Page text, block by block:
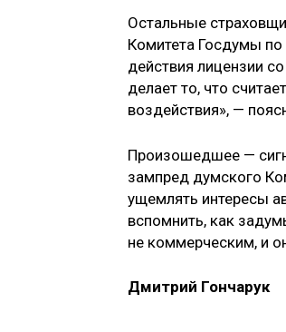
Остальные
Комитета Госдумы
действия лицензии
делает то, что
воздействия», —
Произошедшее —
зампред думского
ущемлять интересы
вспомнить, как
не коммерческим, и
Дмитрий Гончарук